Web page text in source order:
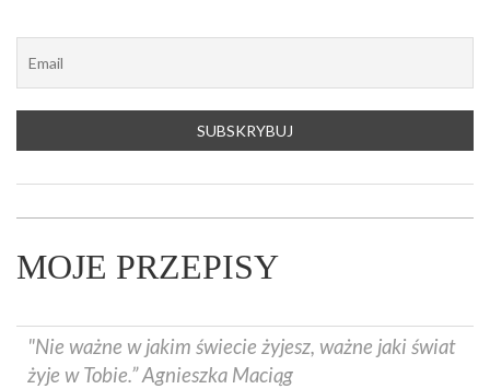
MOJE PRZEPISY
"Nie ważne w jakim świecie żyjesz, ważne jaki świat
żyje w Tobie.” Agnieszka Maciąg